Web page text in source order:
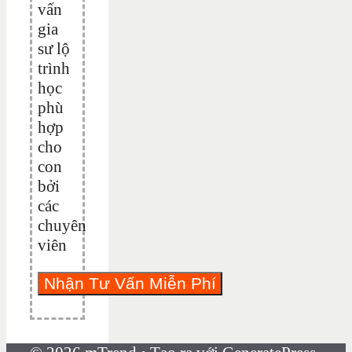
vấn
gia
sư lộ
trình
học
phù
hợp
cho
con
bởi
các
chuyên
viên